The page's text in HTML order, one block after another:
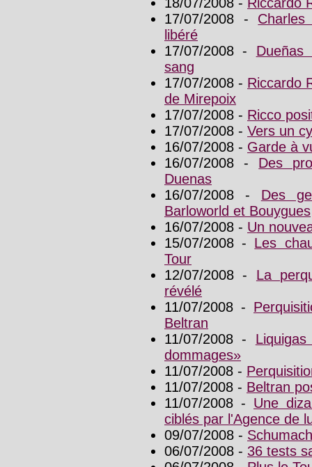
17/07/2008 -
libéré
17/07/2008 -
sang
17/07/2008 - Riccardo
de Mirepoix
17/07/2008 - Ricco
17/07/2008 - Vers un
16/07/2008 - Garde à
16/07/2008 - Des
Duenas
16/07/2008 - Des
Barloworld et Bouygues
16/07/2008 - Un
15/07/2008 - Les
Tour
12/07/2008 - La
révélé
11/07/2008 -
Beltran
11/07/2008 -
dommages»
11/07/2008 -
11/07/2008 - Beltran
11/07/2008 - Une
ciblés par l'Agence de
09/07/2008 -
06/07/2008 - 36 tests